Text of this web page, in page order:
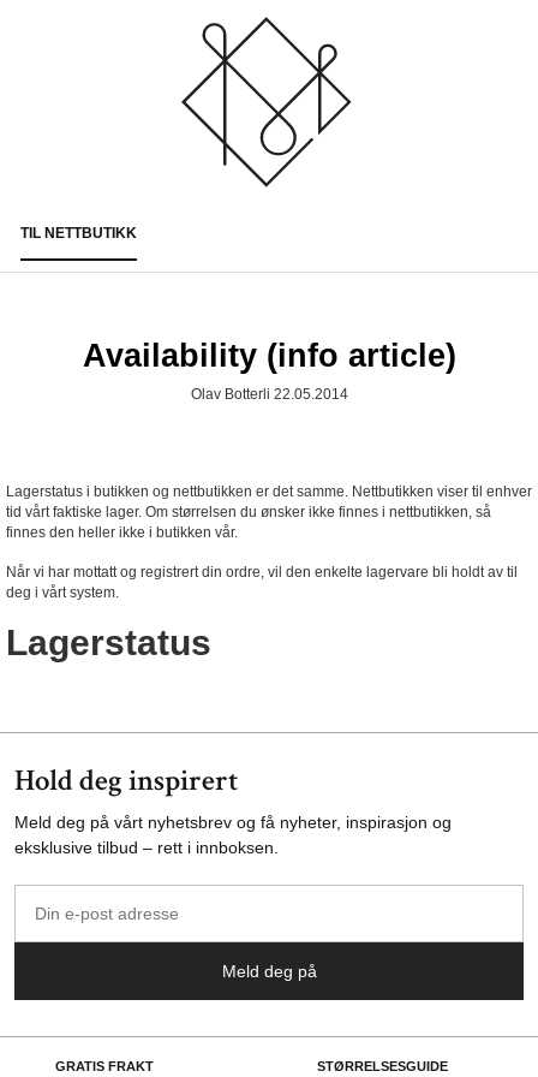
TIL NETTBUTIKK
Availability (info article)
Olav Botterli 22.05.2014
Lagerstatus i butikken og nettbutikken er det samme. Nettbutikken viser til enhver
tid vårt faktiske lager. Om størrelsen du ønsker ikke finnes i nettbutikken, så
finnes den heller ikke i butikken vår.
Når vi har mottatt og registrert din ordre, vil den enkelte lagervare bli holdt av til
deg i vårt system.
Lagerstatus
Hold deg inspirert
Meld deg på vårt nyhetsbrev og få nyheter, inspirasjon og
eksklusive tilbud – rett i innboksen.
post
Meld deg på
GRATIS FRAKT STØRRELSESGUIDE